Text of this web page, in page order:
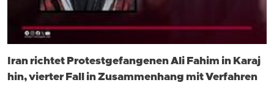
Iran richtet Protestgefangenen Ali Fahim in Karaj
hin, vierter Fall in Zusammenhang mit Verfahren